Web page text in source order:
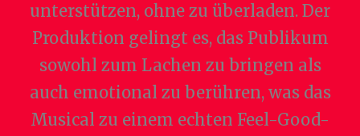
unterstützen, ohne zu überladen. Der
Produktion gelingt es, das Publikum
sowohl zum Lachen zu bringen als
auch emotional zu berühren, was das
Musical zu einem echten Feel-Good-